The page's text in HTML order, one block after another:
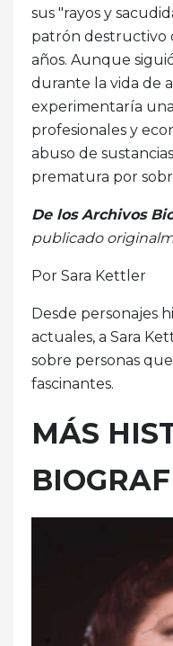
sus "rayos y
patrón destructivo
años. Aunque
durante la vida de
experimentaría
profesionales y
abuso de
prematura por
De los Archivos
publicado
Por Sara Kettler
Desde personajes
actuales, a Sara
sobre personas
fascinantes.
MÁS